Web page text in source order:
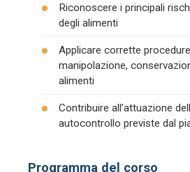
Riconoscere i principali
degli alimenti
Applicare corrette
manipolazione,
alimenti
Contribuire all’attuazione
autocontrollo previste dal
Programma del corso